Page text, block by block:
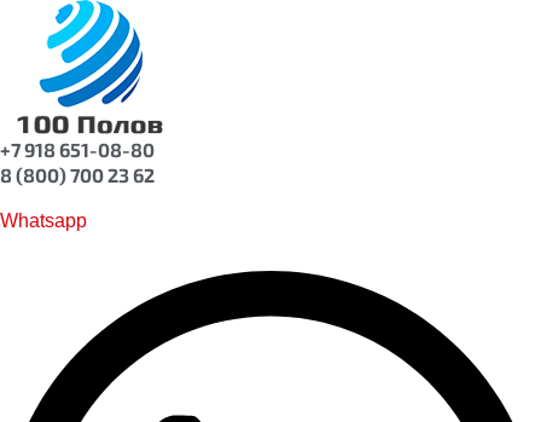
+7 918 651-08-80
8 (800) 700 23 62
Whatsapp